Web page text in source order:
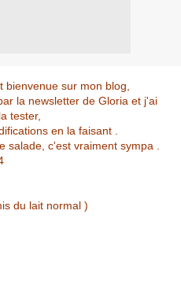
bienvenue sur mon blog,
la newsletter de Gloria et j'ai
tester,
en la faisant .
salade, c'est vraiment sympa .
du lait normal )